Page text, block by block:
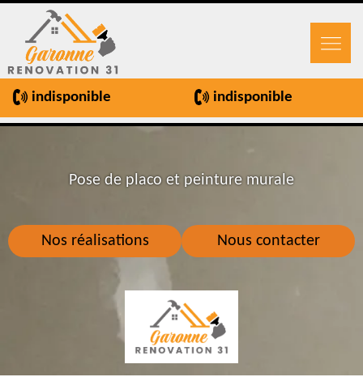
indisponible indisponible
Nos réalisations Nous contacter
Pose de placo et peinture murale